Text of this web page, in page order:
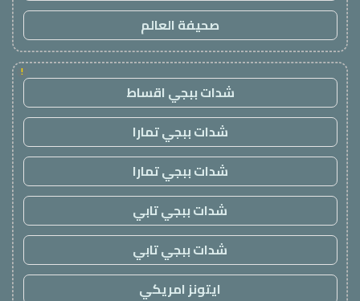
صحيفة العالم
!
شدات ببجي اقساط
شدات ببجي تمارا
شدات ببجي تمارا
شدات ببجي تابي
شدات ببجي تابي
ايتونز امريكي